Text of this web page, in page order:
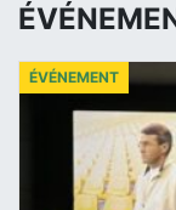
ÉVÉNEMENT